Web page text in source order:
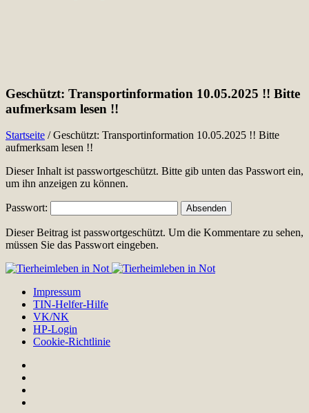
Geschützt: Transportinformation 10.05.2025 !! Bitte
aufmerksam lesen !!
Startseite /Geschützt: Transportinformation 10.05.2025 !! Bitte
aufmerksam lesen !!
Dieser Inhalt ist passwortgeschützt. Bitte gib unten das Passwort ein,
um ihn anzeigen zu können.
Passwort:
Dieser Beitrag ist passwortgeschützt. Um die Kommentare zu sehen,
müssen Sie das Passwort eingeben.
Impressum
TIN-Helfer-Hilfe
VK/NK
HP-Login
Cookie-Richtlinie